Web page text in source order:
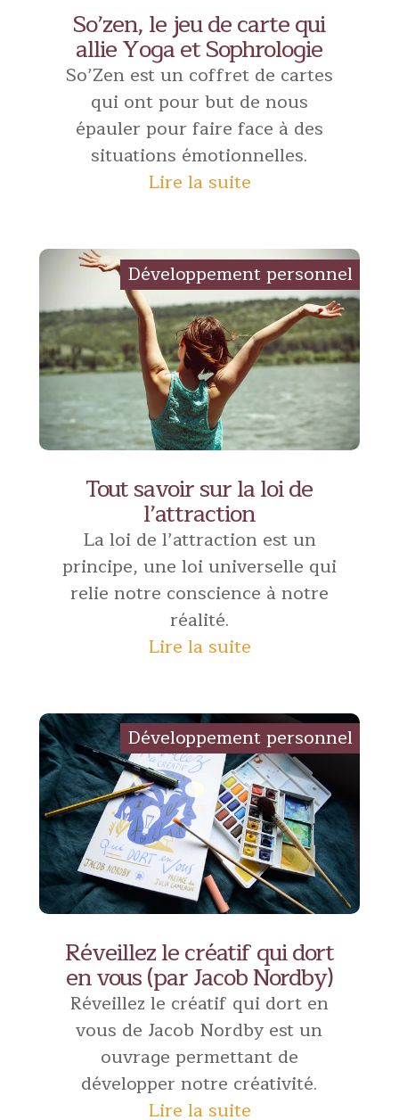
So’zen, le jeu de carte qui
allie Yoga et Sophrologie
So’Zen est un coffret de cartes
qui ont pour but de nous
épauler pour faire face à des
situations émotionnelles.
Lire la suite
Tout savoir sur la loi de
l’attraction
La loi de l’attraction est un
principe, une loi universelle qui
relie notre conscience à notre
réalité.
Lire la suite
Réveillez le créatif qui dort
en vous (par Jacob Nordby)
Réveillez le créatif qui dort en
vous de Jacob Nordby est un
ouvrage permettant de
développer notre créativité.
Lire la suite